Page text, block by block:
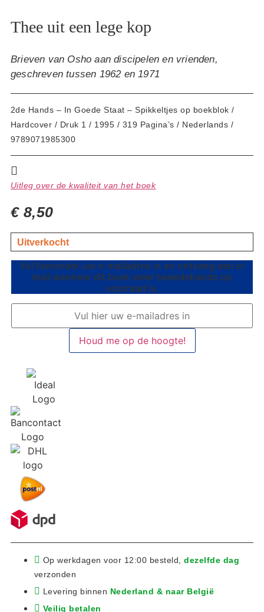
Thee uit een lege kop
Brieven van Osho aan discipelen en vrienden,
geschreven tussen 1962 en 1971
2de Hands – In Goede Staat – Spikkeltjes op boekblok /
Hardcover / Druk 1 / 1995 / 319 Pagina’s / Nederlands /
9789071985300
Uitleg over de kwaliteit van het boek
€8,50
Uitverkocht
Vul hieronder uw e-mailadres in en ontvang een e-
mail wanneer dit boek weer tweedehands op
voorraad is.
Houd me op de hoogte!
Op werkdagen voor 12:00 besteld,dezelfde dag
verzonden
Levering binnen Nederland & naar België
Veilig betalen